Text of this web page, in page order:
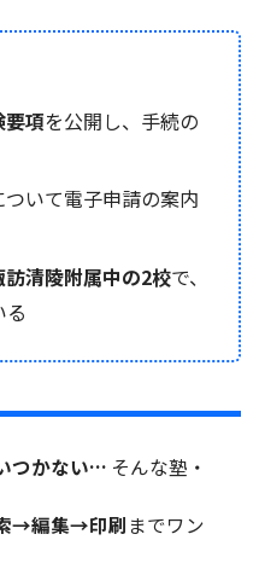
項を公開し、手続の
ついて電子申請の案内
清陵附属中の2校で、
る
つかない… そんな塾・
→編集→印刷 までワン